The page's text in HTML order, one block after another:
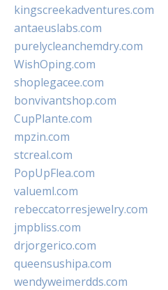
kingscreekadventures.com
antaeuslabs.com
purelycleanchemdry.com
WishOping.com
shoplegacee.com
bonvivantshop.com
CupPlante.com
mpzin.com
stcreal.com
PopUpFlea.com
valueml.com
rebeccatorresjewelry.com
jmpbliss.com
drjorgerico.com
queensushipa.com
wendyweimerdds.com